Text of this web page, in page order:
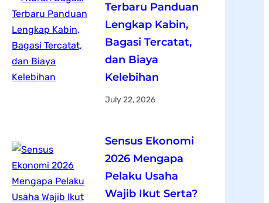
Terbaru Panduan
Lengkap Kabin,
Bagasi Tercatat,
dan Biaya
Kelebihan
July 22, 2026
Sensus Ekonomi
2026 Mengapa
Pelaku Usaha
Wajib Ikut Serta?